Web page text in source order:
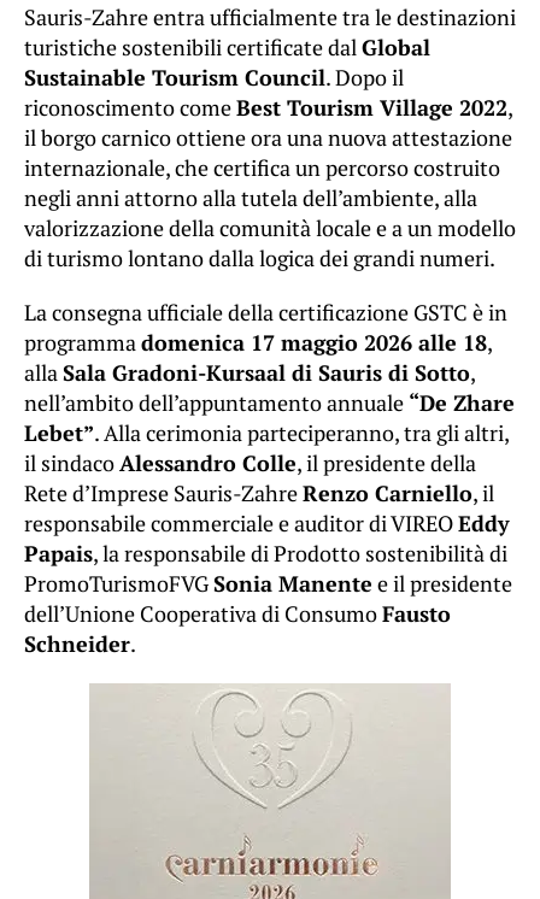
Sauris-Zahre entra ufficialmente tra le destinazioni
turistiche sostenibili certificate dal Global
Sustainable Tourism Council. Dopo il
riconoscimento comeBest Tourism Village 2022,
il borgo carnico ottiene ora una nuova attestazione
internazionale, che certifica un percorso costruito
negli anni attorno alla tutela dell’ambiente, alla
valorizzazione della comunità locale e a un modello
di turismo lontano dalla logica dei grandi numeri.
La consegna ufficiale della certificazione GSTC è in
programma domenica 17 maggio 2026 alle 18,
alla Sala Gradoni-Kursaal di Sauris di Sotto,
nell’ambito dell’appuntamento annuale “De Zhare
Lebet”. Alla cerimonia parteciperanno, tra gli altri,
il sindaco Alessandro Colle, il presidente della
Rete d’Imprese Sauris-ZahreRenzo Carniello, il
responsabile commerciale e auditor di VIREOEddy
Papais, la responsabile di Prodotto sostenibilità di
PromoTurismoFVGSonia Manente e il presidente
dell’Unione Cooperativa di ConsumoFausto
Schneider.